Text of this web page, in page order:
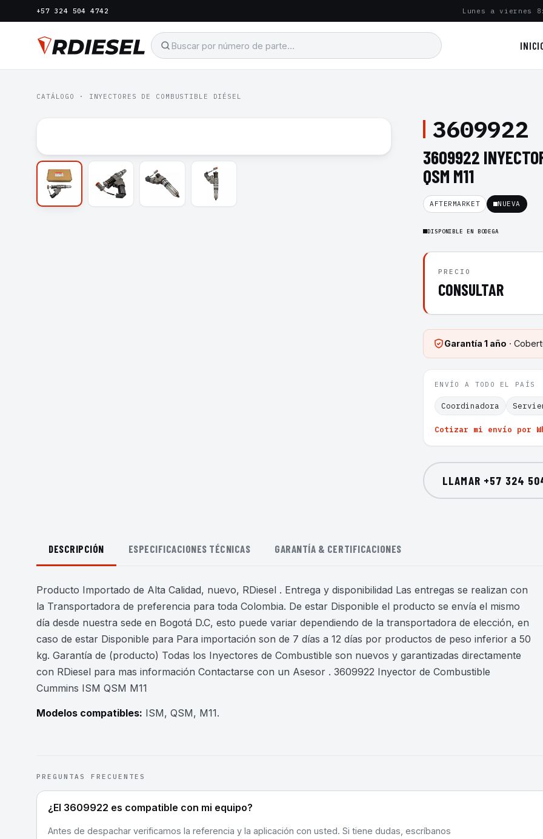
+57 324 504 4742 Lunes a viernes
CATÁLOGO · INYECTORES DE COMBUSTIBLE DIÉSEL
3609922
3609922
QSM M11
AFTERMARKET NUEVA
DISPONIBLE EN BODEGA
PRECIO
CONSULTAR
Garantía 1 año ·
ENVÍO A TODO EL PAÍS
Coordinadora
Cotizar mi envío por
LLAMAR +57 324
DESCRIPCIÓN ESPECIFICACIONES TÉCNICAS GARANTÍA & CERTIFICACIONES
Producto Importado de Alta Calidad, nuevo, RDiesel . Entrega y disponibilidad Las entregas se realizan con
la Transportadora de preferencia para toda Colombia. De estar Disponible el producto se envía el mismo
día desde nuestra sede en Bogotá D.C, esto puede variar dependiendo de la transportadora de elección, en
caso de estar Disponible para Para importación son de 7 días a 12 días por productos de peso inferior a 50
kg. Garantía de (producto) Todas los Inyectores de Combustible son nuevos y garantizadas directamente
con RDiesel para mas información Contactarse con un Asesor . 3609922 Inyector de Combustible
Cummins ISM QSM M11
Modelos compatibles: ISM, QSM, M11.
PREGUNTAS FRECUENTES
¿El 3609922 es compatible con mi equipo?
Antes de despachar verificamos la referencia y la aplicación con usted. Si tiene dudas, escríbanos